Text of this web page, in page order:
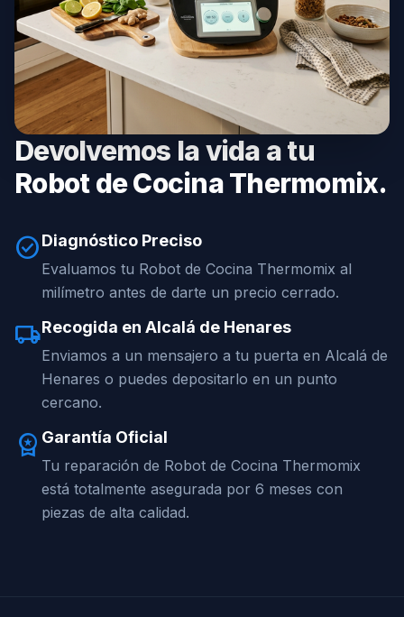
Devolvemos la vida a tu
Robot de Cocina Thermomix.
check_circleDiagnóstico Preciso
Evaluamos tu Robot de Cocina Thermomix al
milímetro antes de darte un precio cerrado.
local_shippingRecogida en Alcalá de Henares
Enviamos a un mensajero a tu puerta en Alcalá de
Henares o puedes depositarlo en un punto
cercano.
workspace_premium Garantía Oficial
Tu reparación de Robot de Cocina Thermomix
está totalmente asegurada por 6 meses con
piezas de alta calidad.